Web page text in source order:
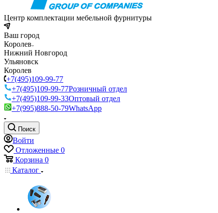
Центр комплектации мебельной фурнитуры
Ваш город
Королев
Нижний Новгород
Ульяновск
Королев
+7(495)109-99-77
+7(495)109-99-77Розничный отдел
+7(495)109-99-33Оптовый отдел
+7(995)888-50-79WhatsApp
Поиск
Войти
Отложенные 0
Корзина 0
Каталог